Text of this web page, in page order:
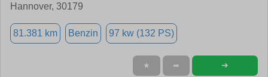
Hannover, 30179
81.381 km Benzin 97 kw (132 PS)
★ ➦ ➜